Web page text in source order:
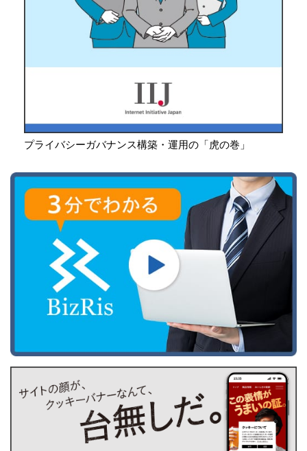
プライバシーガバナンス構築・運用の「虎の巻」